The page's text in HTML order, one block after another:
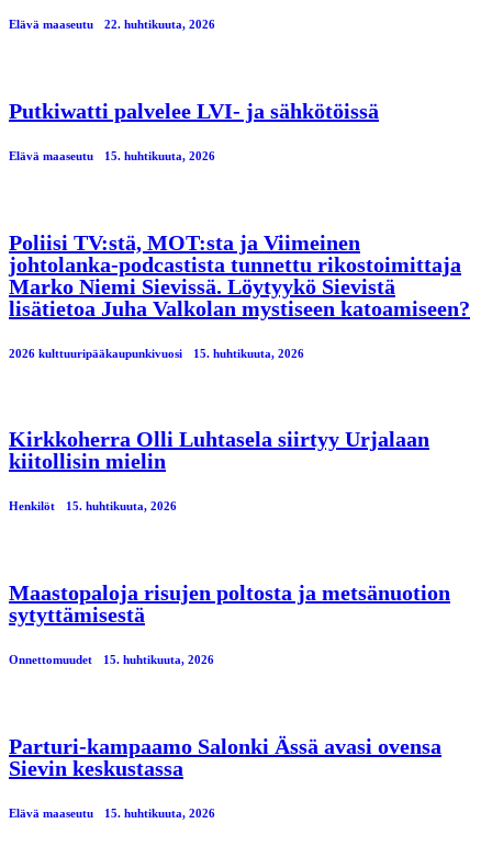
Elävä maaseutu 22. huhtikuuta, 2026
Putkiwatti palvelee LVI- ja sähkötöissä
Elävä maaseutu 15. huhtikuuta, 2026
Poliisi TV:stä, MOT:sta ja Viimeinen
johtolanka-podcastista tunnettu rikostoimittaja
Marko Niemi Sievissä. Löytyykö Sievistä
lisätietoa Juha Valkolan mystiseen katoamiseen?
2026 kulttuuripääkaupunkivuosi 15. huhtikuuta, 2026
Kirkkoherra Olli Luhtasela siirtyy Urjalaan
kiitollisin mielin
Henkilöt 15. huhtikuuta, 2026
Maastopaloja risujen poltosta ja metsänuotion
sytyttämisestä
Onnettomuudet 15. huhtikuuta, 2026
Parturi-kampaamo Salonki Ässä avasi ovensa
Sievin keskustassa
Elävä maaseutu 15. huhtikuuta, 2026